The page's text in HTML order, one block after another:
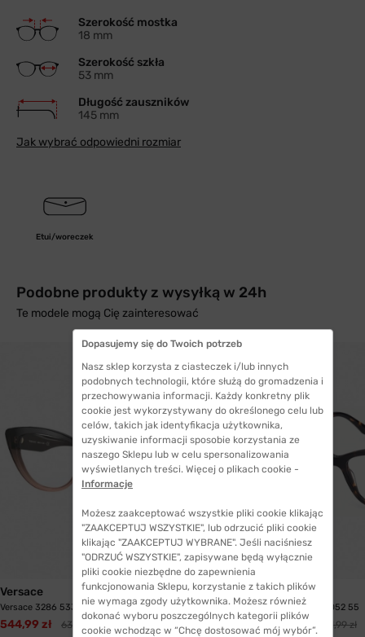
Szerokość mostka
18 mm
Szerokość szkła
53 mm
Długość zauszników
145 mm
Jak wybrać odpowiedni rozmiar
Etui/woreczek
Podobne produkty z wysyłką w 24h
Te modele mogą Cię zainteresować
Versace
Versace 3286 5332 54
544,99 zł 634,99 zł
Guess
Guess GU 2852 V052 55
508,99 zł 601,99 zł
Dopasujemy się do Twoich potrzeb
Nasz sklep korzysta z ciasteczek i/lub innych
podobnych technologii, które służą do gromadzenia i
przechowywania informacji. Każdy konkretny plik
cookie jest wykorzystywany do określonego celu lub
celów, takich jak identyfikacja użytkownika,
uzyskiwanie informacji sposobie korzystania ze
naszego Sklepu lub w celu spersonalizowania
wyświetlanych treści. Więcej o plikach cookie -
Informacje
Możesz zaakceptować wszystkie pliki cookie klikając
"ZAAKCEPTUJ WSZYSTKIE", lub odrzucić pliki cookie
klikając "ZAAKCEPTUJ WYBRANE". Jeśli naciśniesz
"ODRZUĆ WSZYSTKIE", zapisywane będą wyłącznie
pliki cookie niezbędne do zapewnienia
funkcjonowania Sklepu, korzystanie z takich plików
nie wymaga zgody użytkownika. Możesz również
dokonać wyboru poszczególnych kategorii plików
cookie wchodząc w “Chcę dostosować mój wybór”.